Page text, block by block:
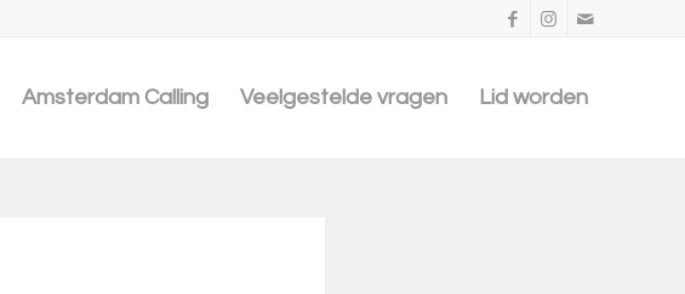
Amsterdam Calling Veelgestelde vragen Lid worden